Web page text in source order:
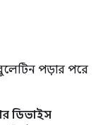
বুলেটিন পড়ার পরে
ডিভাইস